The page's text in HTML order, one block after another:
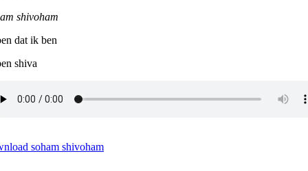
shivoham
dat ik ben
shiva
soham shivoham